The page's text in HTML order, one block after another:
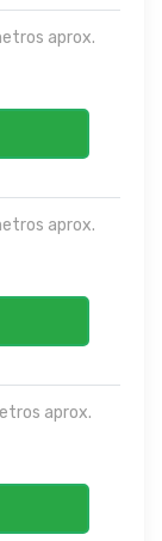
aprox.
aprox.
aprox.